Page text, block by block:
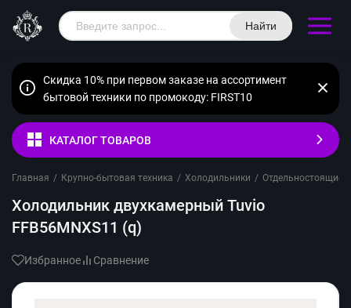
Найти
Скидка 10% при первом заказе на ассортимент
бытовой техники по промокоду: FIRST10
КАТАЛОГ ТОВАРОВ
Главная / Крупно-бытовая техника / Холодильники / Отдельностоящие
Холодильник двухкамерный Tuvio
FFB56MNXS11 (q)
Избранное Сравнение